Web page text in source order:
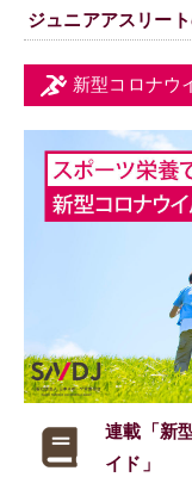
ジュニアアスリー
新型コロナウ
連載「新
イド」